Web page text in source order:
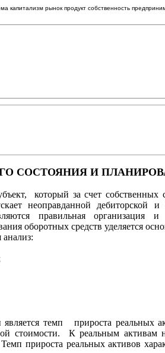
рынок продукт собственность
СОСТОЯНИЯ И
который за счет
неоправданной
правильная
оборотных средств уделяется
темп прироста реальных
стоимости. К реальным
прироста реальных активов